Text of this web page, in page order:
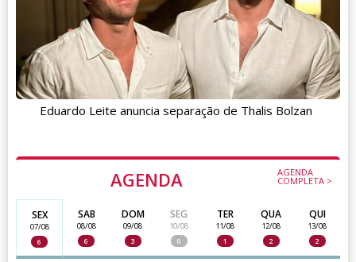
AGENDA AGENDA
COMPLETA >
SEX
07/08
6
SAB
08/08
6
DOM
09/08
3
SEG
10/08
0
TER
11/08
1
QUA
12/08
2
QUI
13/08
2
Eduardo Leite anuncia separação de Thalis Bolzan